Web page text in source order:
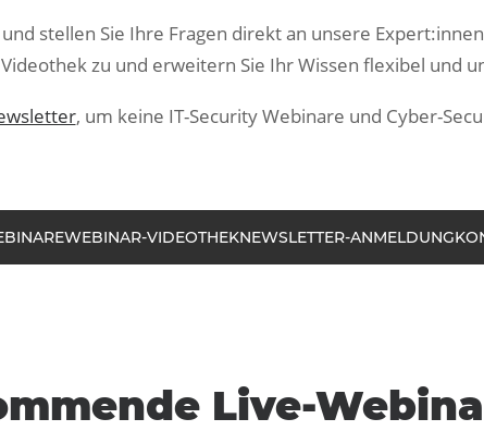
stellen Sie Ihre Fragen direkt an unsere
zu und erweitern Sie Ihr Wissen flexibel und
, um keine IT-Security Webinare und Cyber-
WEBINAR-VIDEOTHEKNEWSLETTER-ANMELDUNG
Live-